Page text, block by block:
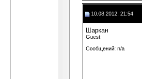
10.08.2012, 21:54
Шаркан
Guest
Сообщений: n/a